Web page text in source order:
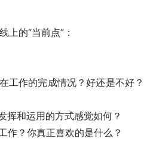
的“当前点”：
作的完成情况？好还是不好？
和运用的方式感觉如何？
？你真正喜欢的是什么？